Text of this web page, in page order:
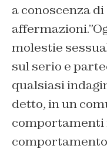
a conoscenza
molestie
sul serio e
qualsiasi
detto, in un